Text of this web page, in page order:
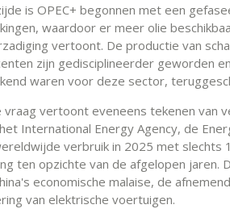
is OPEC+ begonnen met een
waardoor er meer olie
vertoont. De productie van
zijn gedisciplineerder geworden
waren voor deze sector,
vraag vertoont eveneens tekenen van
International Energy Agency, de
verbruik in 2025 met slechts
ten opzichte van de afgelopen jaren.
economische malaise, de
van elektrische voertuigen.